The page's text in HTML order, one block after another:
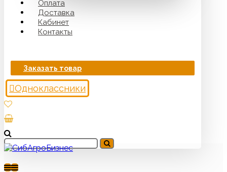
Оплата
Доставка
Кабинет
Контакты
Заказать товар
Одноклассники